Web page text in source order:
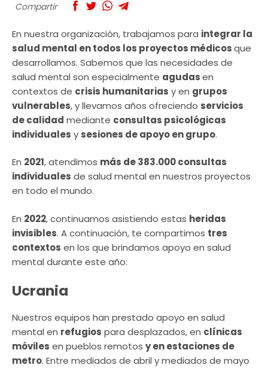
Compartir
En nuestra organización, trabajamos para integrar la
salud mental en todos los proyectos médicosque
desarrollamos. Sabemos que las necesidades de
salud mental son especialmente agudasen
contextos de crisis humanitarias y en grupos
vulnerables, y llevamos años ofreciendo servicios
de calidad mediante consultas psicológicas
individuales y sesiones de apoyo en grupo.
En 2021, atendimos más de 383.000 consultas
individuales de salud mental en nuestros proyectos
en todo el mundo.
En 2022, continuamos asistiendo estas heridas
invisibles. A continuación, te compartimos tres
contextos en los que brindamos apoyo en salud
mental durante este año:
Ucrania
Nuestros equipos han prestado apoyo en salud
mental en refugios para desplazados, en clínicas
móviles en pueblos remotos y en estaciones de
metro. Entre mediados de abril y mediados de mayo